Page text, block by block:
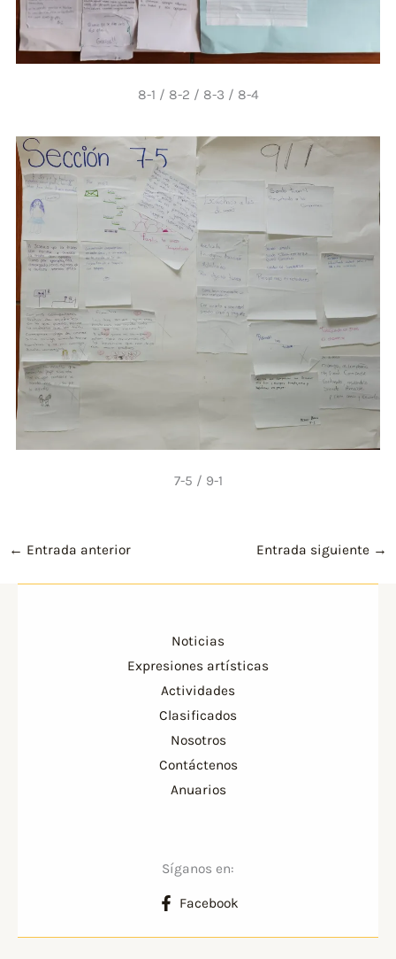
8-1 / 8-2 / 8-3 / 8-4
7-5 / 9-1
← Entrada anterior Entrada siguiente →
Noticias
Expresiones artísticas
Actividades
Clasificados
Nosotros
Contáctenos
Anuarios
Síganos en:
Facebook